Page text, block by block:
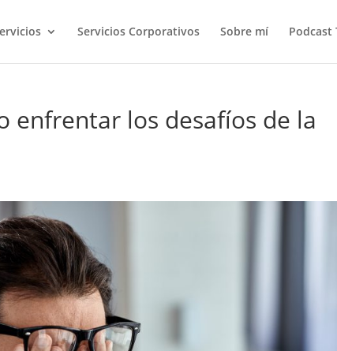
Servicios Corporativos Sobre mí Podcast
enfrentar los desafíos de la